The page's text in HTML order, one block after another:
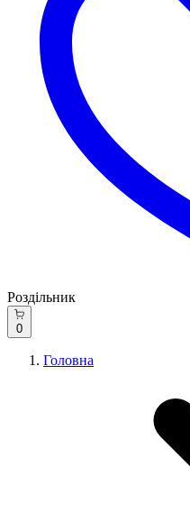
Роздільник
0
Головна